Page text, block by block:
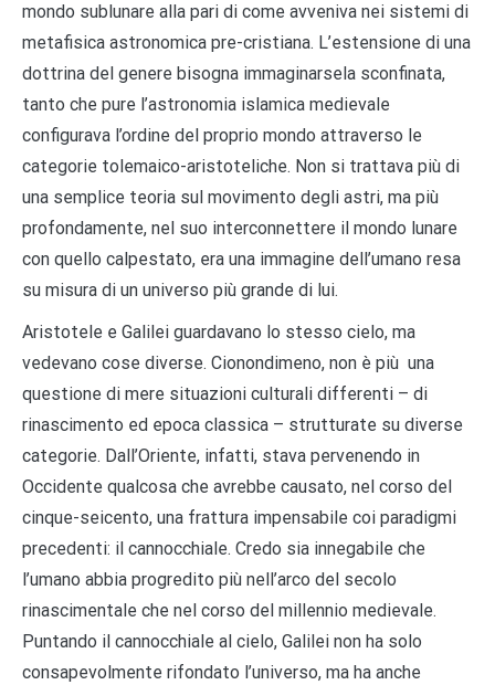
mondo sublunare alla pari di come avveniva nei sistemi di
metafisica astronomica pre-cristiana. L’estensione di una
dottrina del genere bisogna immaginarsela sconfinata,
tanto che pure l’astronomia islamica medievale
configurava l’ordine del proprio mondo attraverso le
categorie tolemaico-aristoteliche. Non si trattava più di
una semplice teoria sul movimento degli astri, ma più
profondamente, nel suo interconnettere il mondo lunare
con quello calpestato, era una immagine dell’umano resa
su misura di un universo più grande di lui.
Aristotele e Galilei guardavano lo stesso cielo, ma
vedevano cose diverse. Cionondimeno, non è più una
questione di mere situazioni culturali differenti – di
rinascimento ed epoca classica – strutturate su diverse
categorie. Dall’Oriente, infatti, stava pervenendo in
Occidente qualcosa che avrebbe causato, nel corso del
cinque-seicento, una frattura impensabile coi paradigmi
precedenti: il cannocchiale. Credo sia innegabile che
l’umano abbia progredito più nell’arco del secolo
rinascimentale che nel corso del millennio medievale.
Puntando il cannocchiale al cielo, Galilei non ha solo
consapevolmente rifondato l’universo, ma ha anche